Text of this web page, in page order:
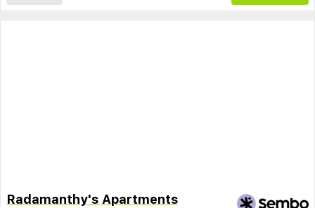
Radamanthy's Apartments